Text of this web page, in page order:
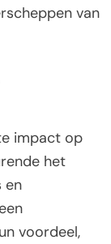
van
impact op
het
en
voordeel,